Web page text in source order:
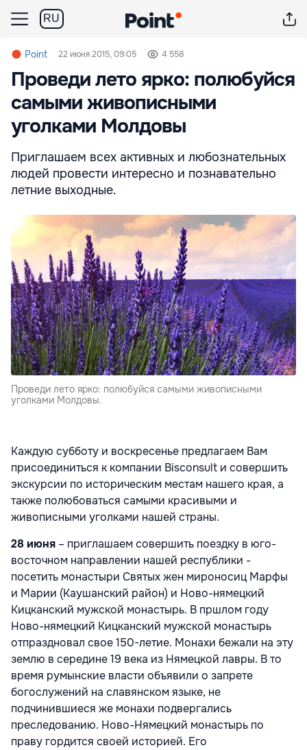
RU
Point 22 июня 2015, 09:05 4 558
Проведи лето ярко: полюбуйся
самыми живописными
уголками Молдовы
Приглашаем всех активных и любознательных
людей провести интересно и познавательно
летние выходные.
Проведи лето ярко: полюбуйся самыми живописными
уголками Молдовы.
Каждую субботу и воскресенье предлагаем Вам
присоединиться к компании Bisconsult и совершить
экскурсии по историческим местам нашего края, а
также полюбоваться самыми красивыми и
живописными уголками нашей страны.
28 июня – приглашаем совершить поездку в юго-
восточном направлении нашей республики -
посетить монастыри Святых жен мироносиц Марфы
и Марии (Каушанский район) и Ново-нямецкий
Кицканский мужской монастырь. В пршлом году
Ново-нямецкий Кицканский мужской монастырь
отпраздновал свое 150-летие. Монахи бежали на эту
землю в середине 19 века из Нямецкой лавры. В то
время румынские власти объявили о запрете
богослужений на славянском языке, не
подчинившиеся же монахи подвергались
преследованию. Ново-Нямецкий монастырь по
праву гордится своей историей. Его